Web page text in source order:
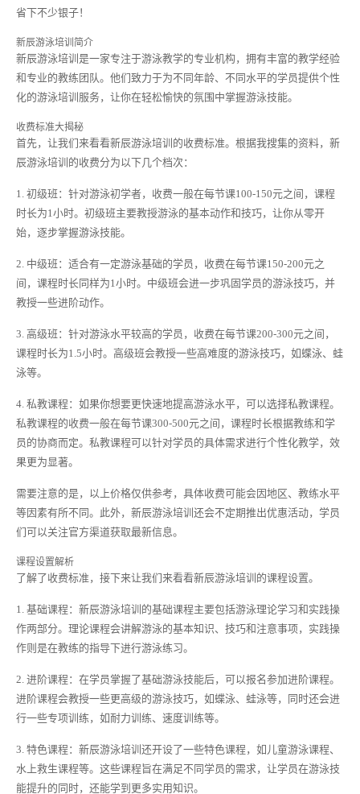
省下不少银子！
新辰游泳培训简介
新辰游泳培训是一家专注于游泳教学的专业机构，拥有丰富的教学经验
和专业的教练团队。他们致力于为不同年龄、不同水平的学员提供个性
化的游泳培训服务，让你在轻松愉快的氛围中掌握游泳技能。
收费标准大揭秘
首先，让我们来看看新辰游泳培训的收费标准。根据我搜集的资料，新
辰游泳培训的收费分为以下几个档次：
1. 初级班：针对游泳初学者，收费一般在每节课100-150元之间，课程
时长为1小时。初级班主要教授游泳的基本动作和技巧，让你从零开
始，逐步掌握游泳技能。
2. 中级班：适合有一定游泳基础的学员，收费在每节课150-200元之
间，课程时长同样为1小时。中级班会进一步巩固学员的游泳技巧，并
教授一些进阶动作。
3. 高级班：针对游泳水平较高的学员，收费在每节课200-300元之间，
课程时长为1.5小时。高级班会教授一些高难度的游泳技巧，如蝶泳、蛙
泳等。
4. 私教课程：如果你想要更快速地提高游泳水平，可以选择私教课程。
私教课程的收费一般在每节课300-500元之间，课程时长根据教练和学
员的协商而定。私教课程可以针对学员的具体需求进行个性化教学，效
果更为显著。
需要注意的是，以上价格仅供参考，具体收费可能会因地区、教练水平
等因素有所不同。此外，新辰游泳培训还会不定期推出优惠活动，学员
们可以关注官方渠道获取最新信息。
课程设置解析
了解了收费标准，接下来让我们来看看新辰游泳培训的课程设置。
1. 基础课程：新辰游泳培训的基础课程主要包括游泳理论学习和实践操
作两部分。理论课程会讲解游泳的基本知识、技巧和注意事项，实践操
作则是在教练的指导下进行游泳练习。
2. 进阶课程：在学员掌握了基础游泳技能后，可以报名参加进阶课程。
进阶课程会教授一些更高级的游泳技巧，如蝶泳、蛙泳等，同时还会进
行一些专项训练，如耐力训练、速度训练等。
3. 特色课程：新辰游泳培训还开设了一些特色课程，如儿童游泳课程、
水上救生课程等。这些课程旨在满足不同学员的需求，让学员在游泳技
能提升的同时，还能学到更多实用知识。